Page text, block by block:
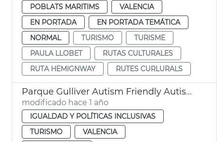
POBLATS MARITIMS
VALENCIA
EN PORTADA
EN PORTADA TEMÁTICA
NORMAL
TURISMO
TURISME
PAULA LLOBET
RUTAS CULTURALES
RUTA HEMIGNWAY
RUTES CURLURALS
Parque Gulliver Autism Friendly Autismo València
modificado hace 1 año
IGUALDAD Y POLÍTICAS INCLUSIVAS
TURISMO
VALENCIA